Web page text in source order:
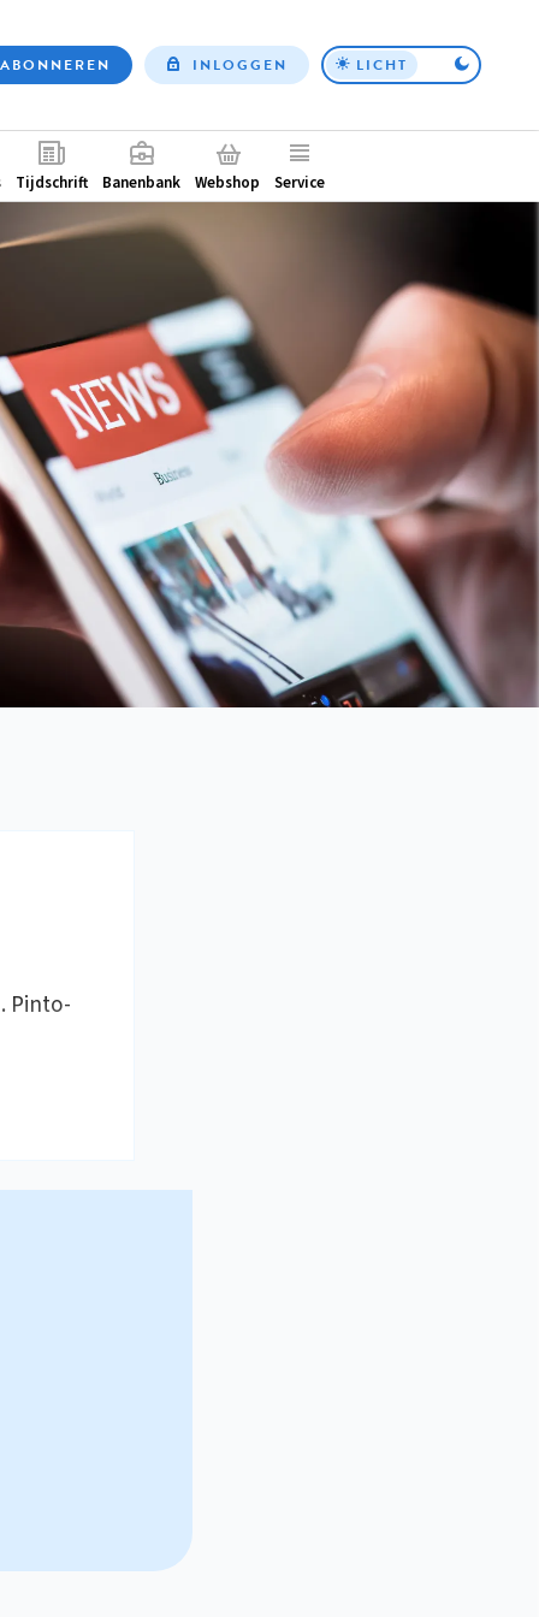
Top
ABONNEREN INLOGGEN LICHT
Tijdschrift Banenbank Webshop Service
Pinto-